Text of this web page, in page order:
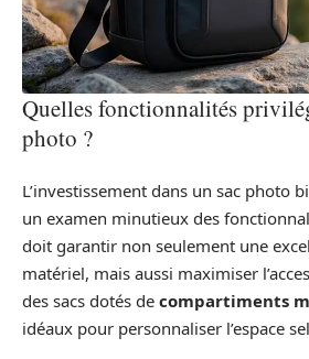
Quelles fonctionnalités
photo ?
L’investissement dans un sac photo
un examen minutieux des
doit garantir non seulement une
matériel, mais aussi maximiser
des sacs dotés de compartiments
idéaux pour personnaliser l’espace